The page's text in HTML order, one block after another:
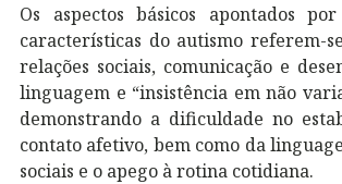
Os aspectos básicos apontados
características do autismo referem-
relações sociais, comunicação e
linguagem e “insistência em não
demonstrando a dificuldade no
contato afetivo, bem como da
sociais e o apego à rotina cotidiana.